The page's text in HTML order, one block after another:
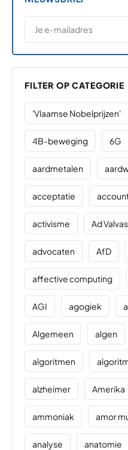
E-MAILADRES
*
FILTER OP CATEGORIE
'Vlaamse Nobelprijzen'
4B-beweging 6G
aardmetalen
acceptatie
activisme Ad Valvas
advocaten AfD
affective computing
AGI agogiek
Algemeen algen
algoritmen
alzheimer Amerika
ammoniak amor
analyse anatomie